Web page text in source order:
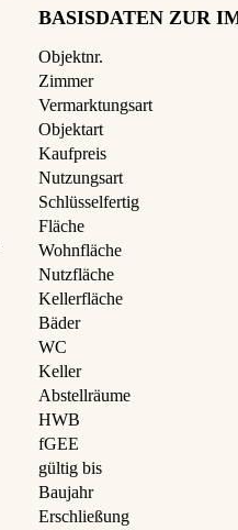
BASISDATEN ZUR
Objektnr.
Zimmer
Vermarktungsart
Objektart
Kaufpreis
Nutzungsart
Schlüsselfertig
Fläche
Wohnfläche
Nutzfläche
Kellerfläche
Bäder
WC
Keller
Abstellräume
HWB
fGEE
gültig bis
Baujahr
Erschließung